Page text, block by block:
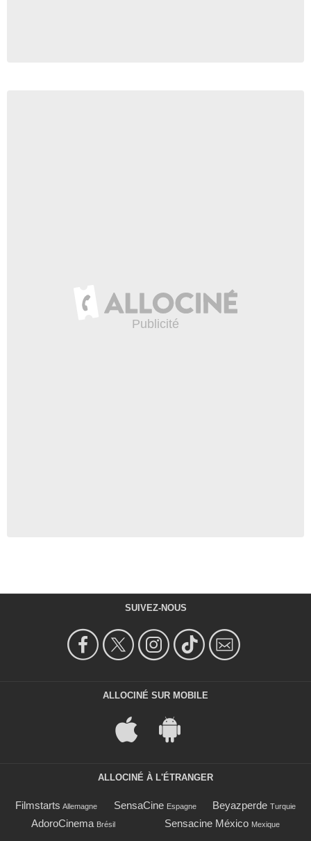
SUIVEZ-NOUS
ALLOCINÉ SUR MOBILE
ALLOCINÉ À L'ÉTRANGER
Filmstarts Allemagne SensaCine Espagne Beyazperde Turquie
AdoroCinema Brésil Sensacine México Mexique